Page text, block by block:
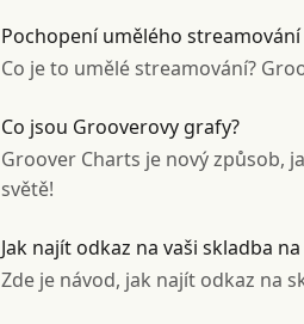
Pochopení umělého
Co je to umělé streamování?
Co jsou Grooverovy grafy?
Groover Charts je nový způsob,
světě!
Jak najít odkaz na vaši skladba
Zde je návod, jak najít odkaz na